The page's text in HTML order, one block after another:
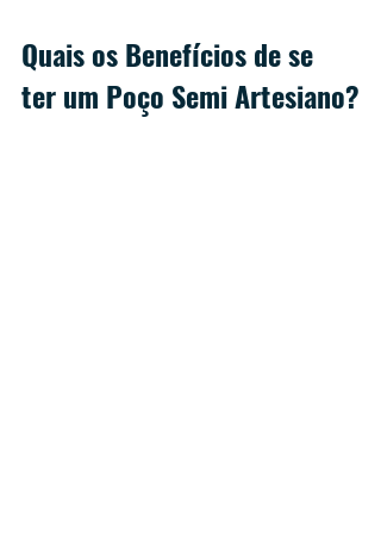
Quais os Benefícios de se
ter um Poço Semi Artesiano?